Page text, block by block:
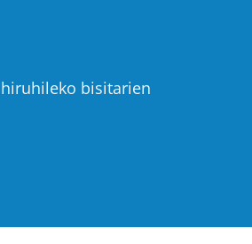
bisitarien